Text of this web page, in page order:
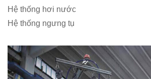
Hệ thống hơi nước
Hệ thống ngưng tụ